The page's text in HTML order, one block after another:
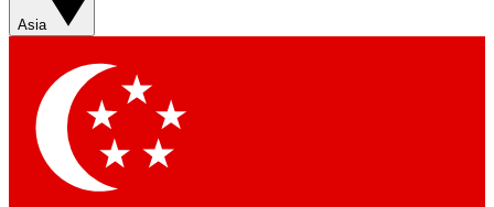
Asia